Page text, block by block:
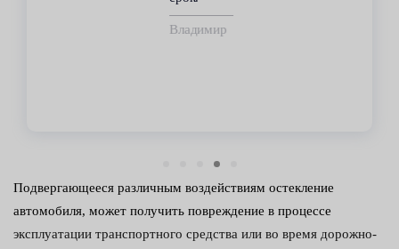
Подвергающееся различным воздействиям остекление
автомобиля, может получить повреждение в процессе
эксплуатации транспортного средства или во время дорожно-